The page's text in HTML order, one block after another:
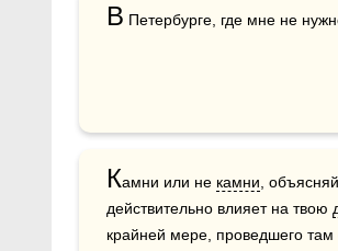
В Петербурге, где мне не
Камни или не камни ,
действительно влияет на твою
крайней мере, проведшего там